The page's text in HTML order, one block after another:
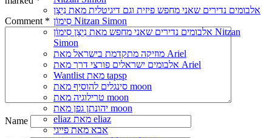
אלבומים נדירים שאני מחפש פיזית וגם דיגיטלית מאת נִיצָן
סִימוֹן Nitzan Simon
אלבומים נדירים שאני מחפש מאת נִיצָן סִימוֹן Nitzan
Simon
מוזיקה מתקדמת בישראל מאת Ariel
אלבומים ישראלים פורצי דרך מאת Ariel
Wantlist מאת tapsp
סינגלים להוסיף מאת moon
טרילוגיה מאת moon
יהונתן גפן מאת moon
eliaz מאת eliaz
אבא מאת פייגי
Comment *
Name